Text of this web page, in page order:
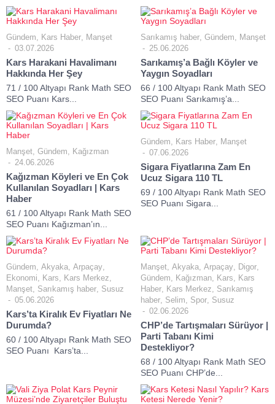
Gündem, Kars Haber, Manşet
03.07.2026
Kars Harakani Havalimanı
Hakkında Her Şey
71 / 100 Altyapı Rank Math SEO
SEO Puanı Kars...
Sarıkamış haber, Gündem, Manşet
25.06.2026
Sarıkamış’a Bağlı Köyler ve
Yaygın Soyadları
66 / 100 Altyapı Rank Math SEO
SEO Puanı Sarıkamış’a...
Manşet, Gündem, Kağızman
24.06.2026
Kağızman Köyleri ve En Çok
Kullanılan Soyadları | Kars
Haber
61 / 100 Altyapı Rank Math SEO
SEO Puanı Kağızman’ın...
Gündem, Kars Haber, Manşet
07.06.2026
Sigara Fiyatlarına Zam En
Ucuz Sigara 110 TL
69 / 100 Altyapı Rank Math SEO
SEO Puanı Sigara...
Gündem, Akyaka, Arpaçay,
Ekonomi, Kars, Kars Merkez,
Manşet, Sarıkamış haber, Susuz
05.06.2026
Kars’ta Kiralık Ev Fiyatları Ne
Durumda?
60 / 100 Altyapı Rank Math SEO
SEO Puanı Kars’ta...
Manşet, Akyaka, Arpaçay, Digor,
Gündem, Kağızman, Kars, Kars
Haber, Kars Merkez, Sarıkamış
haber, Selim, Spor, Susuz
02.06.2026
CHP’de Tartışmaları Sürüyor |
Parti Tabanı Kimi
Destekliyor?
68 / 100 Altyapı Rank Math SEO
SEO Puanı CHP’de...